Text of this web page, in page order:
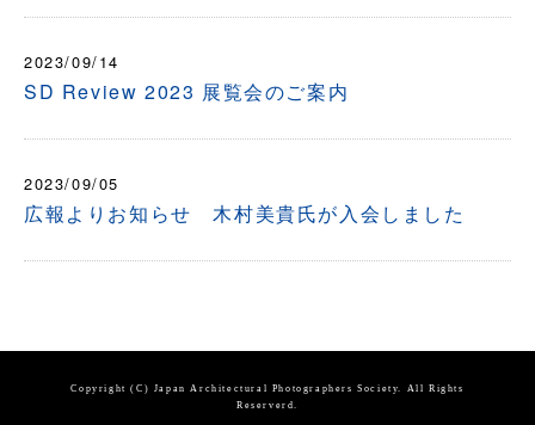
2023/09/14
SD Review 2023 展覧会のご案内
2023/09/05
広報よりお知らせ 木村美貴氏が入会しました
Copyright (C) Japan Architectural Photographers Society. All Rights
Reserverd.